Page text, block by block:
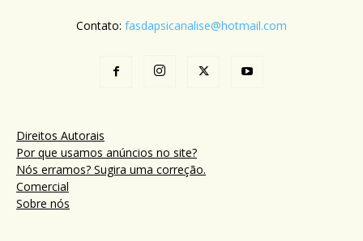
Contato: fasdapsicanalise@hotmail.com
Direitos Autorais
Por que usamos anúncios no site?
Nós erramos? Sugira uma correção.
Comercial
Sobre nós